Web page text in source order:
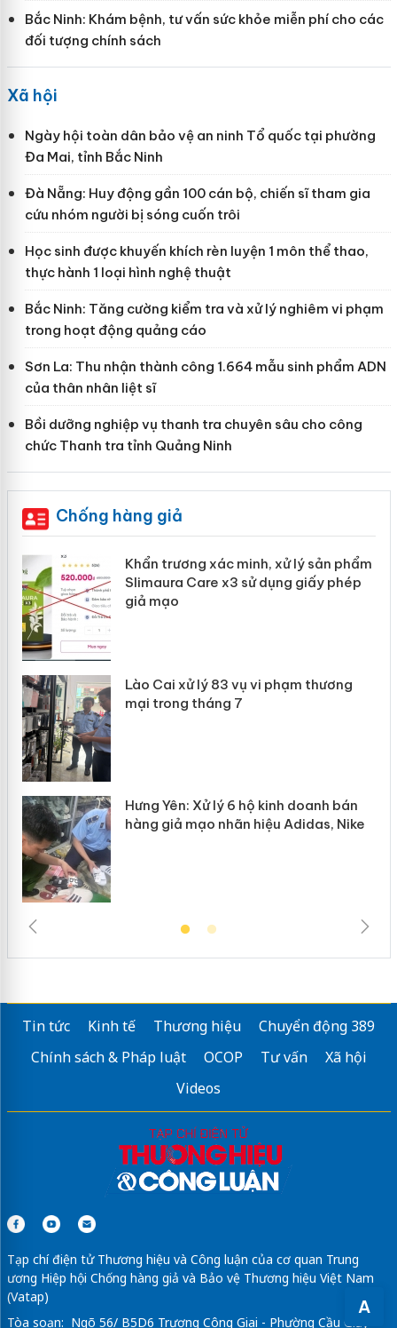
A
Bắc Ninh: Khám bệnh, tư vấn sức khỏe miễn phí cho các
đối tượng chính sách
Xã hội
Ngày hội toàn dân bảo vệ an ninh Tổ quốc tại phường
Đa Mai, tỉnh Bắc Ninh
Đà Nẵng: Huy động gần 100 cán bộ, chiến sĩ tham gia
cứu nhóm người bị sóng cuốn trôi
Học sinh được khuyến khích rèn luyện 1 môn thể thao,
thực hành 1 loại hình nghệ thuật
Bắc Ninh: Tăng cường kiểm tra và xử lý nghiêm vi phạm
trong hoạt động quảng cáo
Sơn La: Thu nhận thành công 1.664 mẫu sinh phẩm ADN
của thân nhân liệt sĩ
Bồi dưỡng nghiệp vụ thanh tra chuyên sâu cho công
chức Thanh tra tỉnh Quảng Ninh
Chống hàng giả
Khẩn trương xác minh, xử lý sản phẩm
Slimaura Care x3 sử dụng giấy phép
giả mạo
Lào Cai xử lý 83 vụ vi phạm thương
mại trong tháng 7
Hưng Yên: Xử lý 6 hộ kinh doanh bán
hàng giả mạo nhãn hiệu Adidas, Nike
Tin tức Kinh tế Thương hiệu
Chuyển động 389
Chính sách & Pháp luật
OCOP Tư vấn
Xã hội
Videos
Tạp chí điện tử Thương hiệu và Công luận của cơ quan Trung
ương Hiệp hội Chống hàng giả và Bảo vệ Thương hiệu Việt Nam
(Vatap)
Tòa soạn: Ngõ 56/ B5D6 Trương Công Giai - Phường Cầu Giấy -